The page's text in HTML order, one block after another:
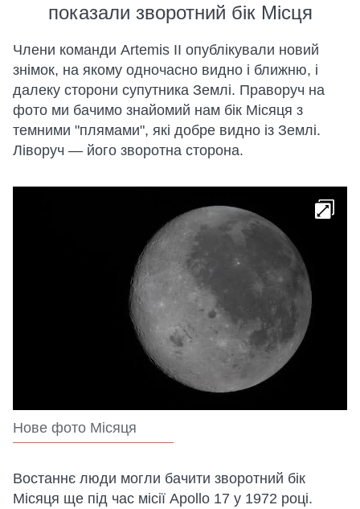
показали зворотний бік Місця
Члени команди Artemis II опублікували новий
знімок, на якому одночасно видно і ближню, і
далеку сторони супутника Землі. Праворуч на
фото ми бачимо знайомий нам бік Місяця з
темними "плямами", які добре видно із Землі.
Ліворуч — його зворотна сторона.
Нове фото Місяця
Востаннє люди могли бачити зворотний бік
Місяця ще під час місії Apollo 17 у 1972 році.